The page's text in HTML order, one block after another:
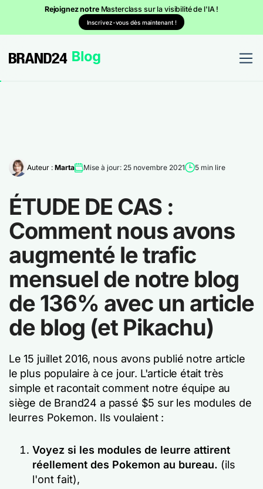
Rejoignez notre Masterclass sur la visibilité de l'IA !
Inscrivez-vous dès maintenant !
Auteur : Marta Mise à jour: 25 novembre 2021 5 min lire
ÉTUDE DE CAS :
Comment nous avons
augmenté le trafic
mensuel de notre blog
de 136% avec un article
de blog (et Pikachu)
Le 15 juillet 2016, nous avons publié notre article
le plus populaire à ce jour. L'article était très
simple et racontait comment notre équipe au
siège de Brand24 a passé $5 sur les modules de
leurres Pokemon. Ils voulaient :
Voyez si les modules de leurre attirent
réellement des Pokemon au bureau. (ils
l'ont fait),